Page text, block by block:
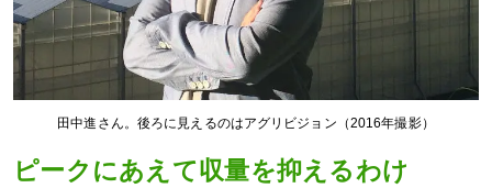
田中進さん。後ろに見えるのはアグリビジョン（2016年撮影）
ピークにあえて収量を抑えるわけ